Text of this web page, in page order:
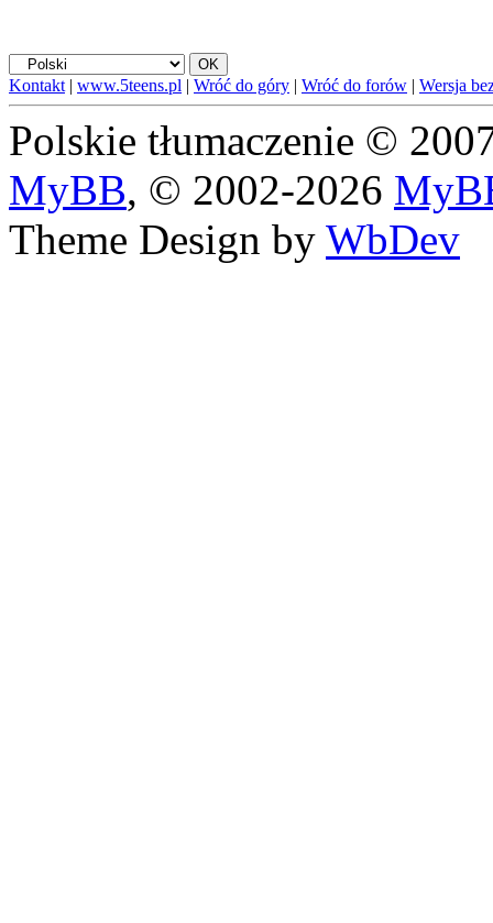
Kontakt | www.5teens.pl | Wróć do góry | Wróć do forów | Wersja
Polskie tłumaczenie ©
MyBB, © 2002-2026
Theme Design by WbDev